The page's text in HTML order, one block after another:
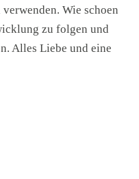
Wie schoen
zu folgen und
Alles Liebe und eine